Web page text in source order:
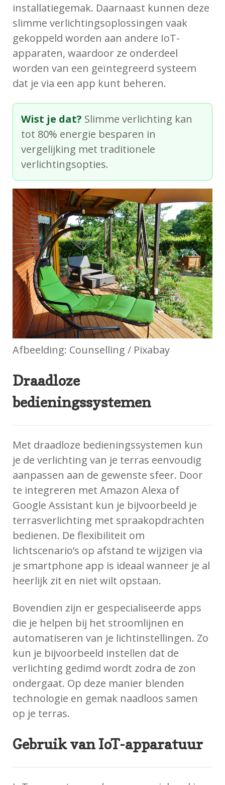
installatiegemak. Daarnaast kunnen deze
slimme verlichtingsoplossingen vaak
gekoppeld worden aan andere IoT-
apparaten, waardoor ze onderdeel
worden van een geïntegreerd systeem
dat je via een app kunt beheren.
Wist je dat? Slimme verlichting kan
tot 80% energie besparen in
vergelijking met traditionele
verlichtingsopties.
Afbeelding: Counselling / Pixabay
Draadloze
bedieningssystemen
Met draadloze bedieningssystemen kun
je de verlichting van je terras eenvoudig
aanpassen aan de gewenste sfeer. Door
te integreren met Amazon Alexa of
Google Assistant kun je bijvoorbeeld je
terrasverlichting met spraakopdrachten
bedienen. De flexibiliteit om
lichtscenario’s op afstand te wijzigen via
je smartphone app is ideaal wanneer je al
heerlijk zit en niet wilt opstaan.
Bovendien zijn er gespecialiseerde apps
die je helpen bij het stroomlijnen en
automatiseren van je lichtinstellingen. Zo
kun je bijvoorbeeld instellen dat de
verlichting gedimd wordt zodra de zon
ondergaat. Op deze manier blenden
technologie en gemak naadloos samen
op je terras.
Gebruik van IoT-apparatuur